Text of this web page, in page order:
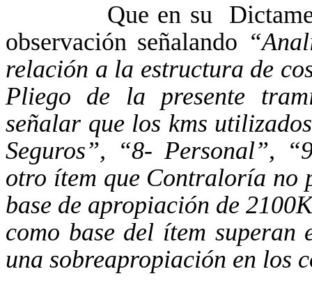
Que en su Dictamen el
observación señalando
relación a la estructura de
Pliego de la presente
señalar que los kms
Seguros”, “8- Personal”,
otro ítem que Contraloría no
base de apropiación de
como base del ítem superan
una sobreapropiación en los